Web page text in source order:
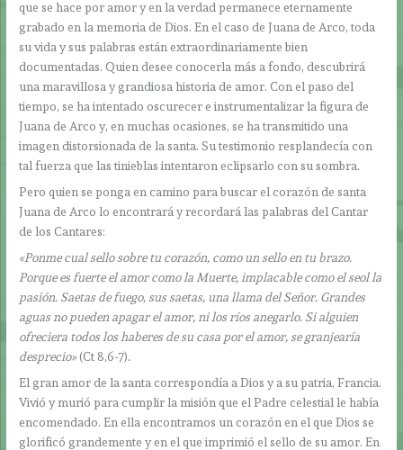
que se hace por amor y en la verdad permanece eternamente
grabado en la memoria de Dios. En el caso de Juana de Arco, toda
su vida y sus palabras están extraordinariamente bien
documentadas. Quien desee conocerla más a fondo, descubrirá
una maravillosa y grandiosa historia de amor. Con el paso del
tiempo, se ha intentado oscurecer e instrumentalizar la figura de
Juana de Arco y, en muchas ocasiones, se ha transmitido una
imagen distorsionada de la santa. Su testimonio resplandecía con
tal fuerza que las tinieblas intentaron eclipsarlo con su sombra.
Pero quien se ponga en camino para buscar el corazón de santa
Juana de Arco lo encontrará y recordará las palabras del Cantar
de los Cantares:
«Ponme cual sello sobre tu corazón, como un sello en tu brazo.
Porque es fuerte el amor como la Muerte, implacable como el seol la
pasión. Saetas de fuego, sus saetas, una llama del Señor. Grandes
aguas no pueden apagar el amor, ni los ríos anegarlo. Si alguien
ofreciera todos los haberes de su casa por el amor, se granjearía
desprecio»(Ct 8,6-7).
El gran amor de la santa correspondía a Dios y a su patria, Francia.
Vivió y murió para cumplir la misión que el Padre celestial le había
encomendado. En ella encontramos un corazón en el que Dios se
glorificó grandemente y en el que imprimió el sello de su amor. En